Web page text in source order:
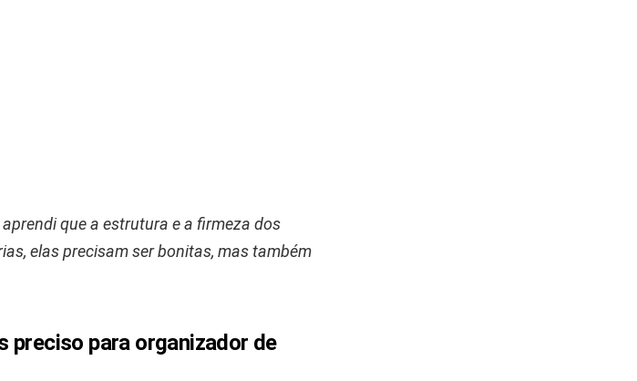
que a estrutura e a firmeza dos
elas precisam ser bonitas, mas também
preciso para organizador de